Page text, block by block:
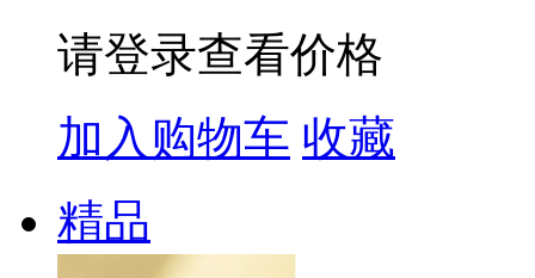
请登录查看价格
加入购物车 收藏
精品